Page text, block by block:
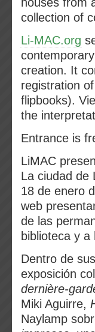
collection of
Li-MAC.org
creation. It
registration
flipbooks).
the
Entrance is
LiMAC
La ciudad de
18 de enero
web
de las
biblioteca y a
Dentro de
exposición
dernière-
Miki Aguirre,
Naylamp